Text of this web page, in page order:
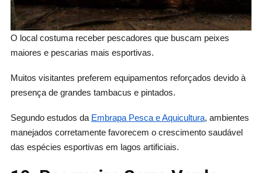
O local costuma receber pescadores que buscam peixes
maiores e pescarias mais esportivas.
Muitos visitantes preferem equipamentos reforçados devido à
presença de grandes tambacus e pintados.
Segundo estudos da Embrapa Pesca e Aquicultura, ambientes
manejados corretamente favorecem o crescimento saudável
das espécies esportivas em lagos artificiais.